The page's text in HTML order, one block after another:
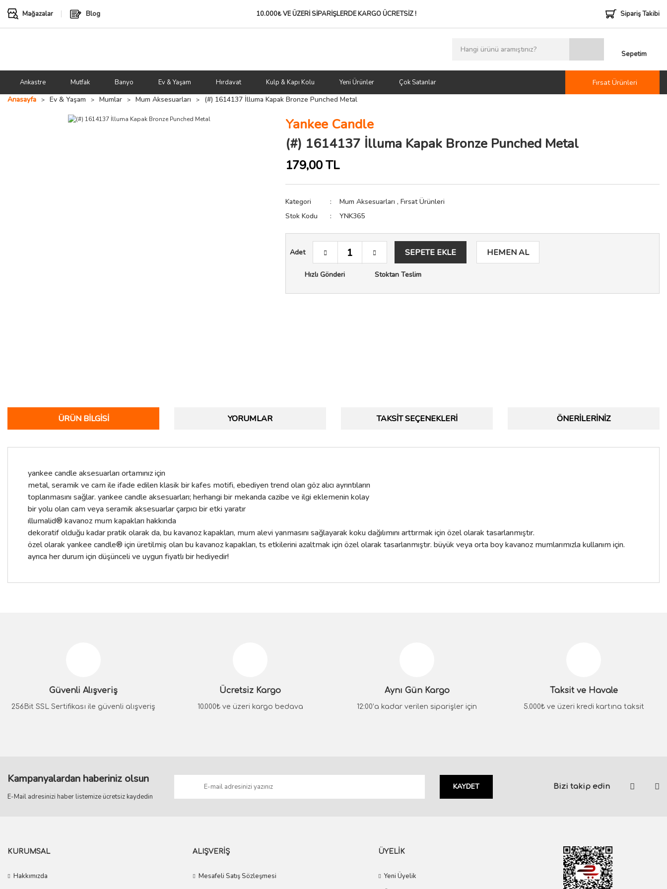
Mağazalar Blog 10.000₺ VE ÜZERİ SİPARİŞLERDEKARGO ÜCRETSİZ ! Sipariş Takibi
Sepetim
Ankastre Mutfak Banyo Ev & Yaşam Hırdavat Kulp & Kapı Kolu Yeni Ürünler Çok Satanlar
Fırsat Ürünleri
Anasayfa
Ev & Yaşam Mumlar Mum Aksesuarları (#) 1614137 İlluma Kapak Bronze Punched Metal
Yankee Candle
(#) 1614137 İlluma Kapak Bronze Punched Metal
179,00 TL
Kategori Mum Aksesuarları ,Fırsat Ürünleri
Stok Kodu
YNK365
Adet SEPETE EKLE HEMEN AL
Hızlı Gönderi Stoktan Teslim
ÜRÜN BILGISI YORUMLAR TAKSIT SEÇENEKLERI ÖNERILERINIZ
yankee candle aksesuarları ortamınız için
metal, seramik ve cam ile ifade edilen klasik bir kafes motifi, ebediyen trend olan göz alıcı ayrıntıların
toplanmasını sağlar. yankee candle aksesuarları; herhangi bir mekanda cazibe ve ilgi eklemenin kolay
bir yolu olan cam veya seramik aksesuarlar çarpıcı bir etki yaratır
ıllumalid® kavanoz mum kapakları hakkında
dekoratif olduğu kadar pratik olarak da, bu kavanoz kapakları, mum alevi yanmasını sağlayarak koku dağılımını arttırmak için özel olarak tasarlanmıştır.
özel olarak yankee candle® için üretilmiş olan bu kavanoz kapakları, ts etkilerini azaltmak için özel olarak tasarlanmıştır. büyük veya orta boy kavanoz mumlarımızla kullanım için.
ayrıca her durum için düşünceli ve uygun fiyatlı bir hediyedir!
Ürün bilgilerinde hatalar bulunuyor.
Ürün fiyatı diğer sitelerden daha pahalı.
Güvenli Alışveriş
256Bit SSL Sertifikası ile güvenli alışveriş
Ücretsiz Kargo
10.000₺ ve üzeri kargo bedava
Aynı Gün Kargo
12:00’a kadar verilen siparişler için
Taksit ve Havale
5.000₺ ve üzeri kredi kartına taksit
Kampanyalardan haberiniz olsun
E-Mail adresinizi haber listemize ücretsiz kaydedin
KAYDET Bizi takip edin
KURUMSAL
Hakkımızda
ALIŞVERİŞ
Mesafeli Satış Sözleşmesi
ÜYELİK
Yeni Üyelik